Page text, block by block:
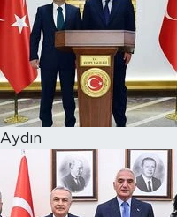
Aydın